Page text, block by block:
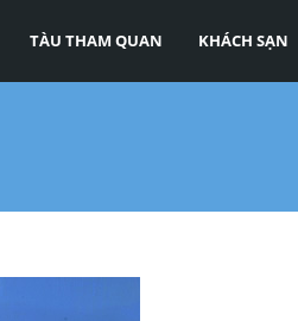
TÀU THAM QUAN KHÁCH SẠN